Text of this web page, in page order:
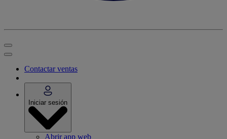
Contactar ventas
Iniciar sesión
Abrir app web